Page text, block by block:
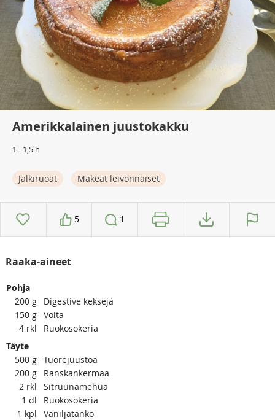
Amerikkalainen juustokakku
1 - 1,5 h
Jälkiruoat Makeat leivonnaiset
5 1
Raaka-aineet
Pohja
200 g
Digestive keksejä
150 g Voita
4 rkl
Ruokosokeria
Täyte
500 g Tuorejuustoa
200 g
Ranskankermaa
2 rkl
Sitruunamehua
1 dl
Ruokosokeria
1 kpl
Vaniljatanko